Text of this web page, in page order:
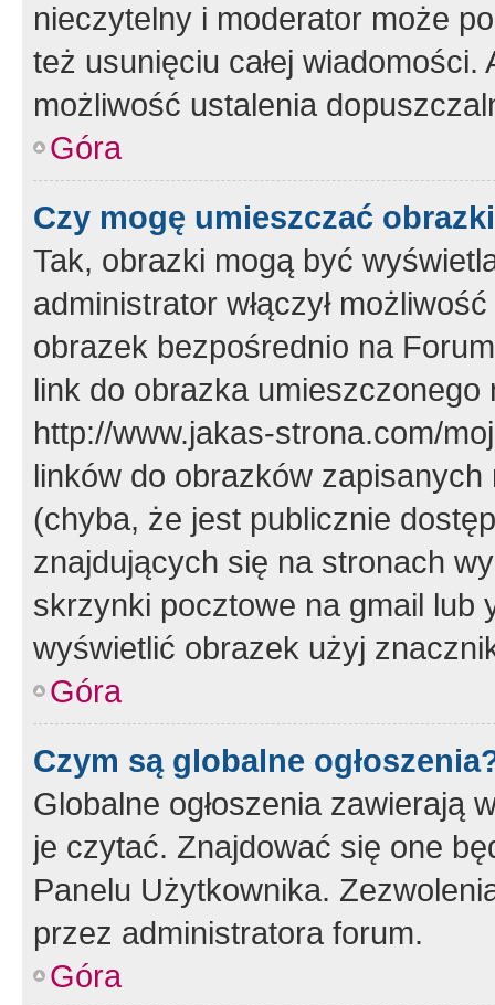
nieczytelny i moderator może
też usunięciu całej
możliwość ustalenia
Góra
Czy mogę umieszczać
Tak, obrazki mogą być
administrator włączył
obrazek bezpośrednio na
link do obrazka
http://www.jakas-strona.com/
linków do obrazków
(chyba, że jest publicznie
znajdujących się na stronach
skrzynki pocztowe na gmail lub
wyświetlić obrazek użyj
Góra
Czym są globalne
Globalne ogłoszenia zawierają
je czytać. Znajdować się one
Panelu Użytkownika.
przez administratora forum.
Góra